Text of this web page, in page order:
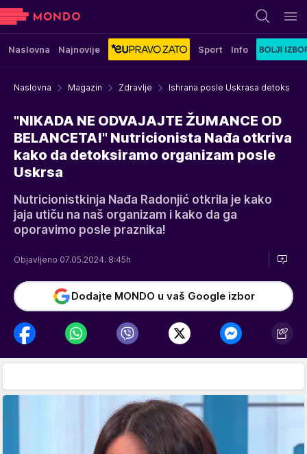
Naslovna Najnovije Sport Info
Naslovna Magazin Zdravlje Ishrana posle Uskrasa detoks
"NIKADA NE ODVAJAJTE ŽUMANCE OD
BELANCETA!" Nutricionista Nađa otkriva
kako da detoksiramo organizam posle
Uskrsa
Nutricionistkinja Nađa Radonjić otkrila je kako
jaja utiču na naš organizam i kako da ga
oporavimo posle praznika!
Objavljeno 07.05.2024. 8:45h
Dodajte MONDO u vaš Google izbor